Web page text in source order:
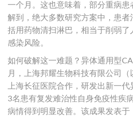
一个月。这也意味着，部分重病患
解到，绝大多数研究方案中，患
括用药物清扫淋巴，相当于削弱
感染风险。
如何破解这一难题？异体通用型
月，上海邦耀生物科技有限公司（
上海长征医院合作，研发出新一代
3名患有复发难治性自身免疫性疾
病情得到明显改善。该成果发表于